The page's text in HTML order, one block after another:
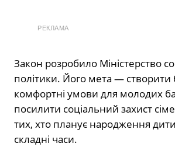
РЕКЛАМА
Закон розробило Міністерство
політики. Його мета — створити
комфортні умови для молодих
посилити соціальний захист
тих, хто планує народження
складні часи.